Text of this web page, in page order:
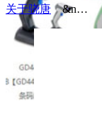
关于骁唐 &n…